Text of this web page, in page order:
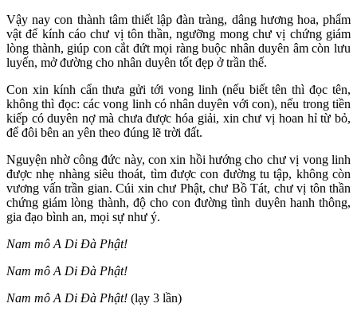
Vậy nay con thành tâm thiết lập đàn tràng, dâng hương hoa, phẩm
vật để kính cáo chư vị tôn thần, ngưỡng mong chư vị chứng giám
lòng thành, giúp con cắt đứt mọi ràng buộc nhân duyên âm còn lưu
luyến, mở đường cho nhân duyên tốt đẹp ở trần thế.
Con xin kính cẩn thưa gửi tới vong linh (nếu biết tên thì đọc tên,
không thì đọc: các vong linh có nhân duyên với con), nếu trong tiền
kiếp có duyên nợ mà chưa được hóa giải, xin chư vị hoan hỉ từ bỏ,
để đôi bên an yên theo đúng lẽ trời đất.
Nguyện nhờ công đức này, con xin hồi hướng cho chư vị vong linh
được nhẹ nhàng siêu thoát, tìm được con đường tu tập, không còn
vương vấn trần gian. Cúi xin chư Phật, chư Bồ Tát, chư vị tôn thần
chứng giám lòng thành, độ cho con đường tình duyên hanh thông,
gia đạo bình an, mọi sự như ý.
Nam mô A Di Đà Phật!
Nam mô A Di Đà Phật!
Nam mô A Di Đà Phật! (lạy 3 lần)